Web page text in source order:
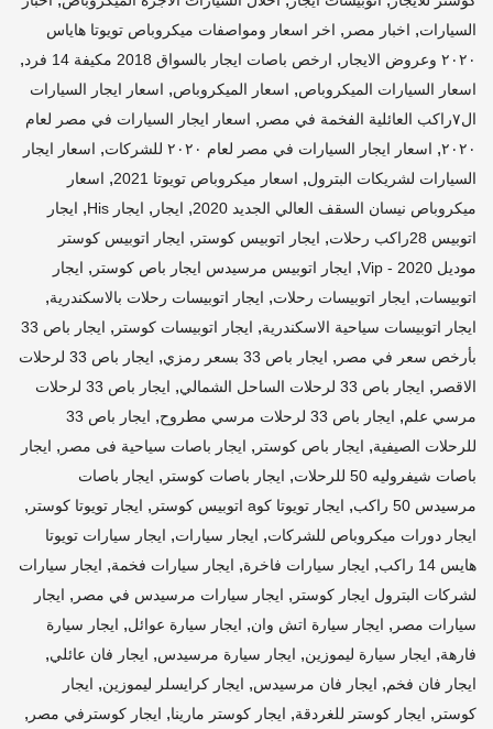
السيارات, اخبار مصر , اخر اسعار ومواصفات ميكروباص تويوتا هاياس
٢٠٢٠ وعروض الايجار
, ارخص باصات ايجار بالسواق 2018 مكيفة 14 فرد ,
اسعار السيارات الميكروباص, اسعار الميكروباص, اسعار ايجار السيارات
ال٧راكب العائلية الفخمة في مصر
, اسعار ايجار السيارات في مصر لعام
٢٠٢٠, اسعار ايجار السيارات في مصر لعام ٢٠٢٠ للشركات , اسعار ايجار
السيارات لشريكات البترول, اسعار ميكروباص تويوتا 2021 , اسعار
ميكروباص نيسان السقف العالي الجديد 2020
, ايجار , ايجار His , ايجار
اتوبيس 28راكب رحلات
, ايجار اتوبيس كوستر , ايجار اتوبيس كوستر
موديل 2020 - Vip
, ايجار اتوبيس مرسيدس ايجار باص كوستر , ايجار
اتوبيسات, ايجار اتوبيسات رحلات, ايجار اتوبيسات رحلات بالاسكندرية,
ايجار اتوبيسات سياحية الاسكندرية, ايجار اتوبيسات كوستر ,
ايجار باص 33
بأرخص سعر في مصر , ايجار باص 33 بسعر رمزي ,
ايجار باص 33 لرحلات
الاقصر , ايجار باص 33 لرحلات الساحل الشمالي ,
ايجار باص 33 لرحلات
مرسي علم, ايجار باص 33 لرحلات مرسي مطروح ,
ايجار باص 33
للرحلات الصيفية, ايجار باص كوستر , ايجار باصات سياحية فى مصر , ايجار
باصات شيفروليه 50 للرحلات
, ايجار باصات كوستر , ايجار باصات
مرسيدس 50 راكب
, ايجار تويوتا كوa اتوبيس كوستر , ايجار تويوتا كوستر ,
ايجار دورات ميكروباص للشركات, ايجار سيارات, ايجار سيارات تويوتا
هايس 14 راكب
, ايجار سيارات فاخرة, ايجار سيارات فخمة, ايجار سيارات
لشركات البترول ايجار كوستر , ايجار سيارات مرسيدس في مصر , ايجار
سيارات مصر , ايجار سيارة اتش وان, ايجار سيارة عوائل, ايجار سيارة
فارهة, ايجار سيارة ليموزين, ايجار سيارة مرسيدس, ايجار فان عائلي,
ايجار فان فخم, ايجار فان مرسيدس, ايجار كرايسلر ليموزين, ايجار
كوستر , ايجار كوستر للغردقة, ايجار كوستر مارينا, ايجار كوسترفي مصر ,